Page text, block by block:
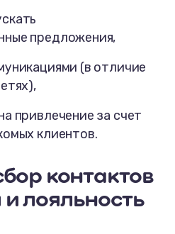
предложения,
(в отличие
привлечение за счет
клиентов.
контактов
лояльность